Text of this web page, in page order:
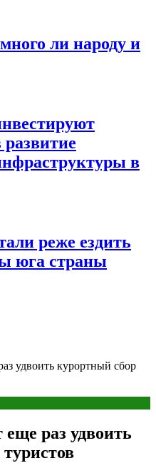
ли народу и
в
реже ездить
юга страны
удвоить курортный сбор
еще раз удвоить